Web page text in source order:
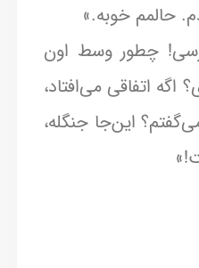
حالمم خوبه.»
چطور وسط اون
اگه اتفاقی می‌افتاد،
این‌جا جنگله،